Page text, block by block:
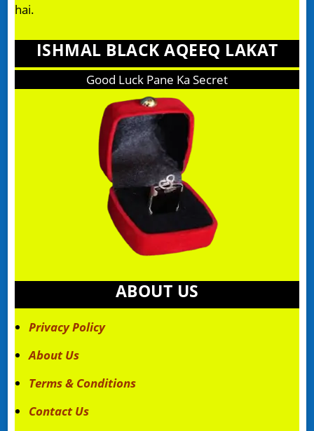
hai.
ISHMAL BLACK AQEEQ LAKAT
Good Luck Pane Ka Secret
ABOUT US
Privacy Policy
About Us
Terms & Conditions
Contact Us